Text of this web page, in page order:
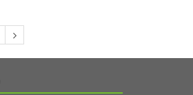
Nächste
Seite